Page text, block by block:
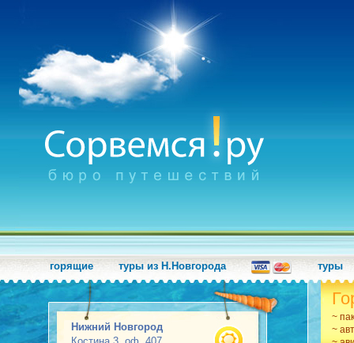
горящие туры из Н.Новгорода туры
Нижний Новгород
~
~